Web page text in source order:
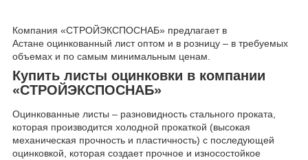
Компания «СТРОЙЭКСПОСНАБ» предлагает в
Астане оцинкованный лист оптом и в розницу – в требуемых
объемах и по самым минимальным ценам.
Купить листы оцинковки в компании
«СТРОЙЭКСПОСНАБ»
Оцинкованные листы – разновидность стального проката,
которая производится холодной прокаткой (высокая
механическая прочность и пластичность) с последующей
оцинковкой, которая создает прочное и износостойкое